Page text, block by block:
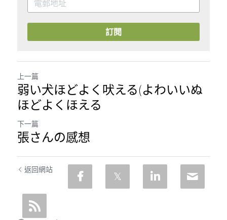
訂閱
上一篇
弱い犬ほどよく吠える(よわいいぬ
ほどよくほえる
下一篇
張さんの感想
返回網站